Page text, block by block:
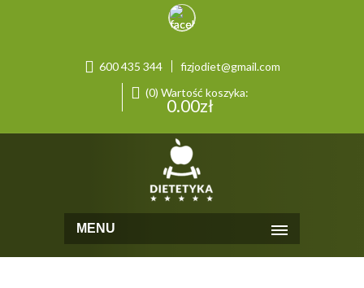
600 435 344
fizjodiet@gmail.com
(0) Wartość koszyka:
0.00zł
MENU